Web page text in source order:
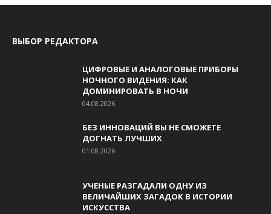
ВЫБОР РЕДАКТОРА
ЦИФРОВЫЕ И АНАЛОГОВЫЕ ПРИБОРЫ
НОЧНОГО ВИДЕНИЯ: КАК
ДОМИНИРОВАТЬ В НОЧИ
04.08.2026
БЕЗ ИННОВАЦИЙ ВЫ НЕ СМОЖЕТЕ
ДОГНАТЬ ЛУЧШИХ
01.08.2026
УЧЕНЫЕ РАЗГАДАЛИ ОДНУ ИЗ
ВЕЛИЧАЙШИХ ЗАГАДОК В ИСТОРИИ
ИСКУССТВА